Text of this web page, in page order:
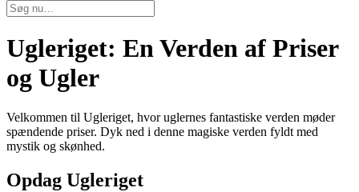
Ugleriget: En Verden af Priser
og Ugler
Velkommen til Ugleriget, hvor uglernes fantastiske verden møder
spændende priser. Dyk ned i denne magiske verden fyldt med
mystik og skønhed.
Opdag Ugleriget